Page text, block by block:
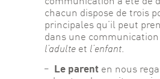
chacun dispose de trois
principales qu’il peut
dans une communication
l’adulte et l’enfant.
Le parent en nous